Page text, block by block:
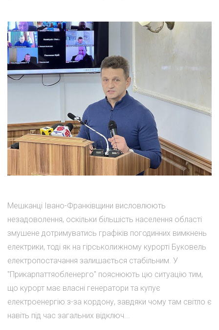
Мешканці Івано-Франківщини висловлюють
незадоволення, оскільки більшість населення області
змушене дотримуватись графіків погодинних вимкнень
електрики, тоді як на гірськолижному курорті Буковель
електропостачання залишається стабільним. У
"Прикарпаттяобленерго" пояснюють цю ситуацію тим,
що курорт має власні генератори та купує
електроенергію з-за кордону, завдяки чому там світло є
навіть під час загальних відключ...